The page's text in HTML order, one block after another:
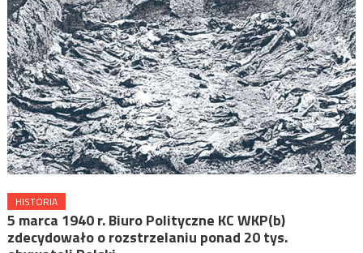
HISTORIA
5 marca 1940 r. Biuro Polityczne KC WKP(b)
zdecydowało o rozstrzelaniu ponad 20 tys.